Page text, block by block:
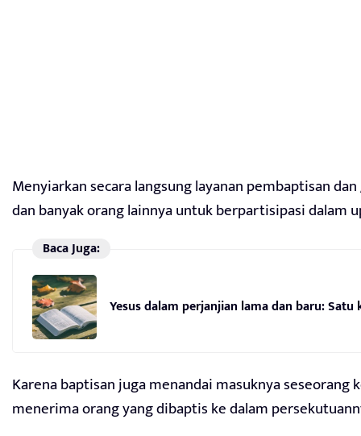
Menyiarkan secara langsung layanan pembaptisan
dan banyak orang lainnya untuk berpartisipasi dalam
Baca Juga:
Yesus dalam perjanjian lama dan baru: Satu
Karena baptisan juga menandai masuknya
menerima orang yang dibaptis ke dalam